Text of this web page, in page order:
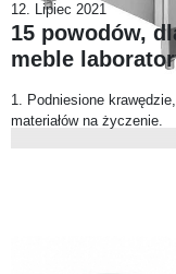
12. Lipiec 2021
15 powodów,
meble
1. Podniesione
materiałów na życzenie.